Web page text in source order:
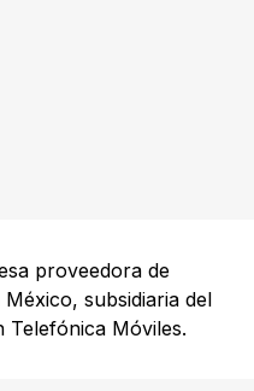
proveedora de
subsidiaria del
Telefónica Móviles.